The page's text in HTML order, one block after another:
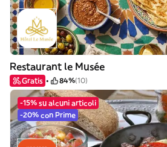
Restaurant le Musée
Gratis 84%(10)
-15% su alcuni articoli
-20% con Prime